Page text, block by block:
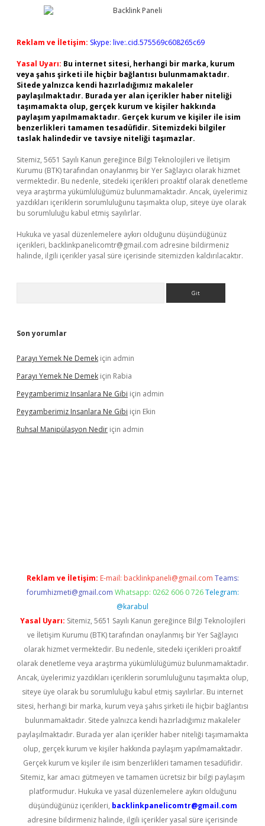
Reklam ve İletişim: Skype: live:.cid.575569c608265c69
Yasal Uyarı: Bu internet sitesi, herhangi bir marka, kurum
veya şahıs şirketi ile hiçbir bağlantısı bulunmamaktadır.
Sitede yalnızca kendi hazırladığımız makaleler
paylaşılmaktadır. Burada yer alan içerikler haber niteliği
taşımamakta olup, gerçek kurum ve kişiler hakkında
paylaşım yapılmamaktadır. Gerçek kurum ve kişiler ile isim
benzerlikleri tamamen tesadüfidir. Sitemizdeki bilgiler
taslak halindedir ve tavsiye niteliği taşımazlar.
Sitemiz, 5651 Sayılı Kanun gereğince Bilgi Teknolojileri ve İletişim
Kurumu (BTK) tarafından onaylanmış bir Yer Sağlayıcı olarak hizmet
vermektedir. Bu nedenle, sitedeki içerikleri proaktif olarak denetleme
veya araştırma yükümlülüğümüz bulunmamaktadır. Ancak, üyelerimiz
yazdıkları içeriklerin sorumluluğunu taşımakta olup, siteye üye olarak
bu sorumluluğu kabul etmiş sayılırlar.
Hukuka ve yasal düzenlemelere aykırı olduğunu düşündüğünüz
içerikleri, backlinkpanelicomtr@gmail.com adresine bildirmeniz
halinde, ilgili içerikler yasal süre içerisinde sitemizden kaldırılacaktır.
Son yorumlar
Parayı Yemek Ne Demek için admin
Parayı Yemek Ne Demek için Rabia
Peygamberimiz Insanlara Ne Gibi için admin
Peygamberimiz Insanlara Ne Gibi için Ekin
Ruhsal Manipülasyon Nedir için admin
Reklam ve İletişim: E-mail: backlinkpaneli@gmail.com Teams:
forumhizmeti@gmail.com Whatsapp: 0262 606 0 726 Telegram:
@karabul
Yasal Uyarı: Sitemiz, 5651 Sayılı Kanun gereğince Bilgi Teknolojileri
ve İletişim Kurumu (BTK) tarafından onaylanmış bir Yer Sağlayıcı
olarak hizmet vermektedir. Bu nedenle, sitedeki içerikleri proaktif
olarak denetleme veya araştırma yükümlülüğümüz bulunmamaktadır.
Ancak, üyelerimiz yazdıkları içeriklerin sorumluluğunu taşımakta olup,
siteye üye olarak bu sorumluluğu kabul etmiş sayılırlar. Bu internet
sitesi, herhangi bir marka, kurum veya şahıs şirketi ile hiçbir bağlantısı
bulunmamaktadır. Sitede yalnızca kendi hazırladığımız makaleler
paylaşılmaktadır. Burada yer alan içerikler haber niteliği taşımamakta
olup, gerçek kurum ve kişiler hakkında paylaşım yapılmamaktadır.
Gerçek kurum ve kişiler ile isim benzerlikleri tamamen tesadüfidir.
Sitemiz, kar amacı gütmeyen ve tamamen ücretsiz bir bilgi paylaşım
platformudur. Hukuka ve yasal düzenlemelere aykırı olduğunu
düşündüğünüz içerikleri, backlinkpanelicomtr@gmail.com
adresine bildirmeniz halinde, ilgili içerikler yasal süre içerisinde